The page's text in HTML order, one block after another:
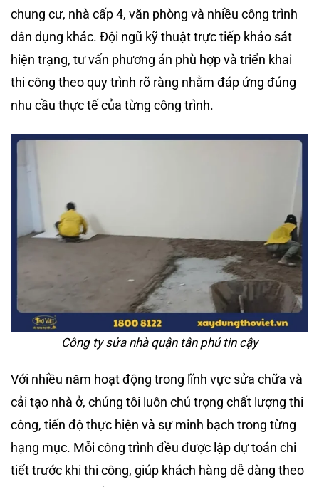
chung cư, nhà cấp 4, văn phòng và nhiều công trình
dân dụng khác. Đội ngũ kỹ thuật trực tiếp khảo sát
hiện trạng, tư vấn phương án phù hợp và triển khai
thi công theo quy trình rõ ràng nhằm đáp ứng đúng
nhu cầu thực tế của từng công trình.
Công ty sửa nhà quận tân phú tin cậy
Với nhiều năm hoạt động trong lĩnh vực sửa chữa và
cải tạo nhà ở, chúng tôi luôn chú trọng chất lượng thi
công, tiến độ thực hiện và sự minh bạch trong từng
hạng mục. Mỗi công trình đều được lập dự toán chi
tiết trước khi thi công, giúp khách hàng dễ dàng theo